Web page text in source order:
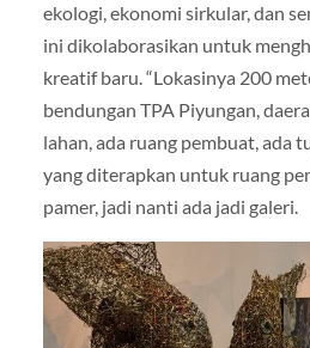
ekologi, ekonomi sirkular, dan
ini dikolaborasikan untuk
kreatif baru. “Lokasinya 200
bendungan TPA Piyungan,
lahan, ada ruang pembuat, ada
yang diterapkan untuk ruang
pamer, jadi nanti ada jadi galeri.